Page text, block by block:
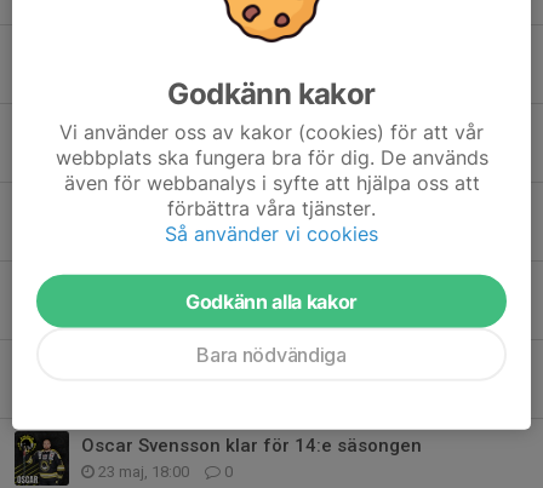
29 jun, 19:00 0
Matias Kutvonen ny back i ÅSK
28 jun, 14:45 0
Slutspel på förslag för Hockeytvåan
2 jun, 19:30 0
Lukas Eich ny back i ÅSK
29 maj, 18:00 0
Jan Haslar ny forward i ÅSK
Oscar Svensson klar för 14:e säsongen
23 maj, 18:00 0
Godkänn kakor
Vi använder oss av kakor (cookies) för att vår
webbplats ska fungera bra för dig. De används
även för webbanalys i syfte att hjälpa oss att
förbättra våra tjänster.
Så använder vi cookies
Godkänn alla kakor
Bara nödvändiga